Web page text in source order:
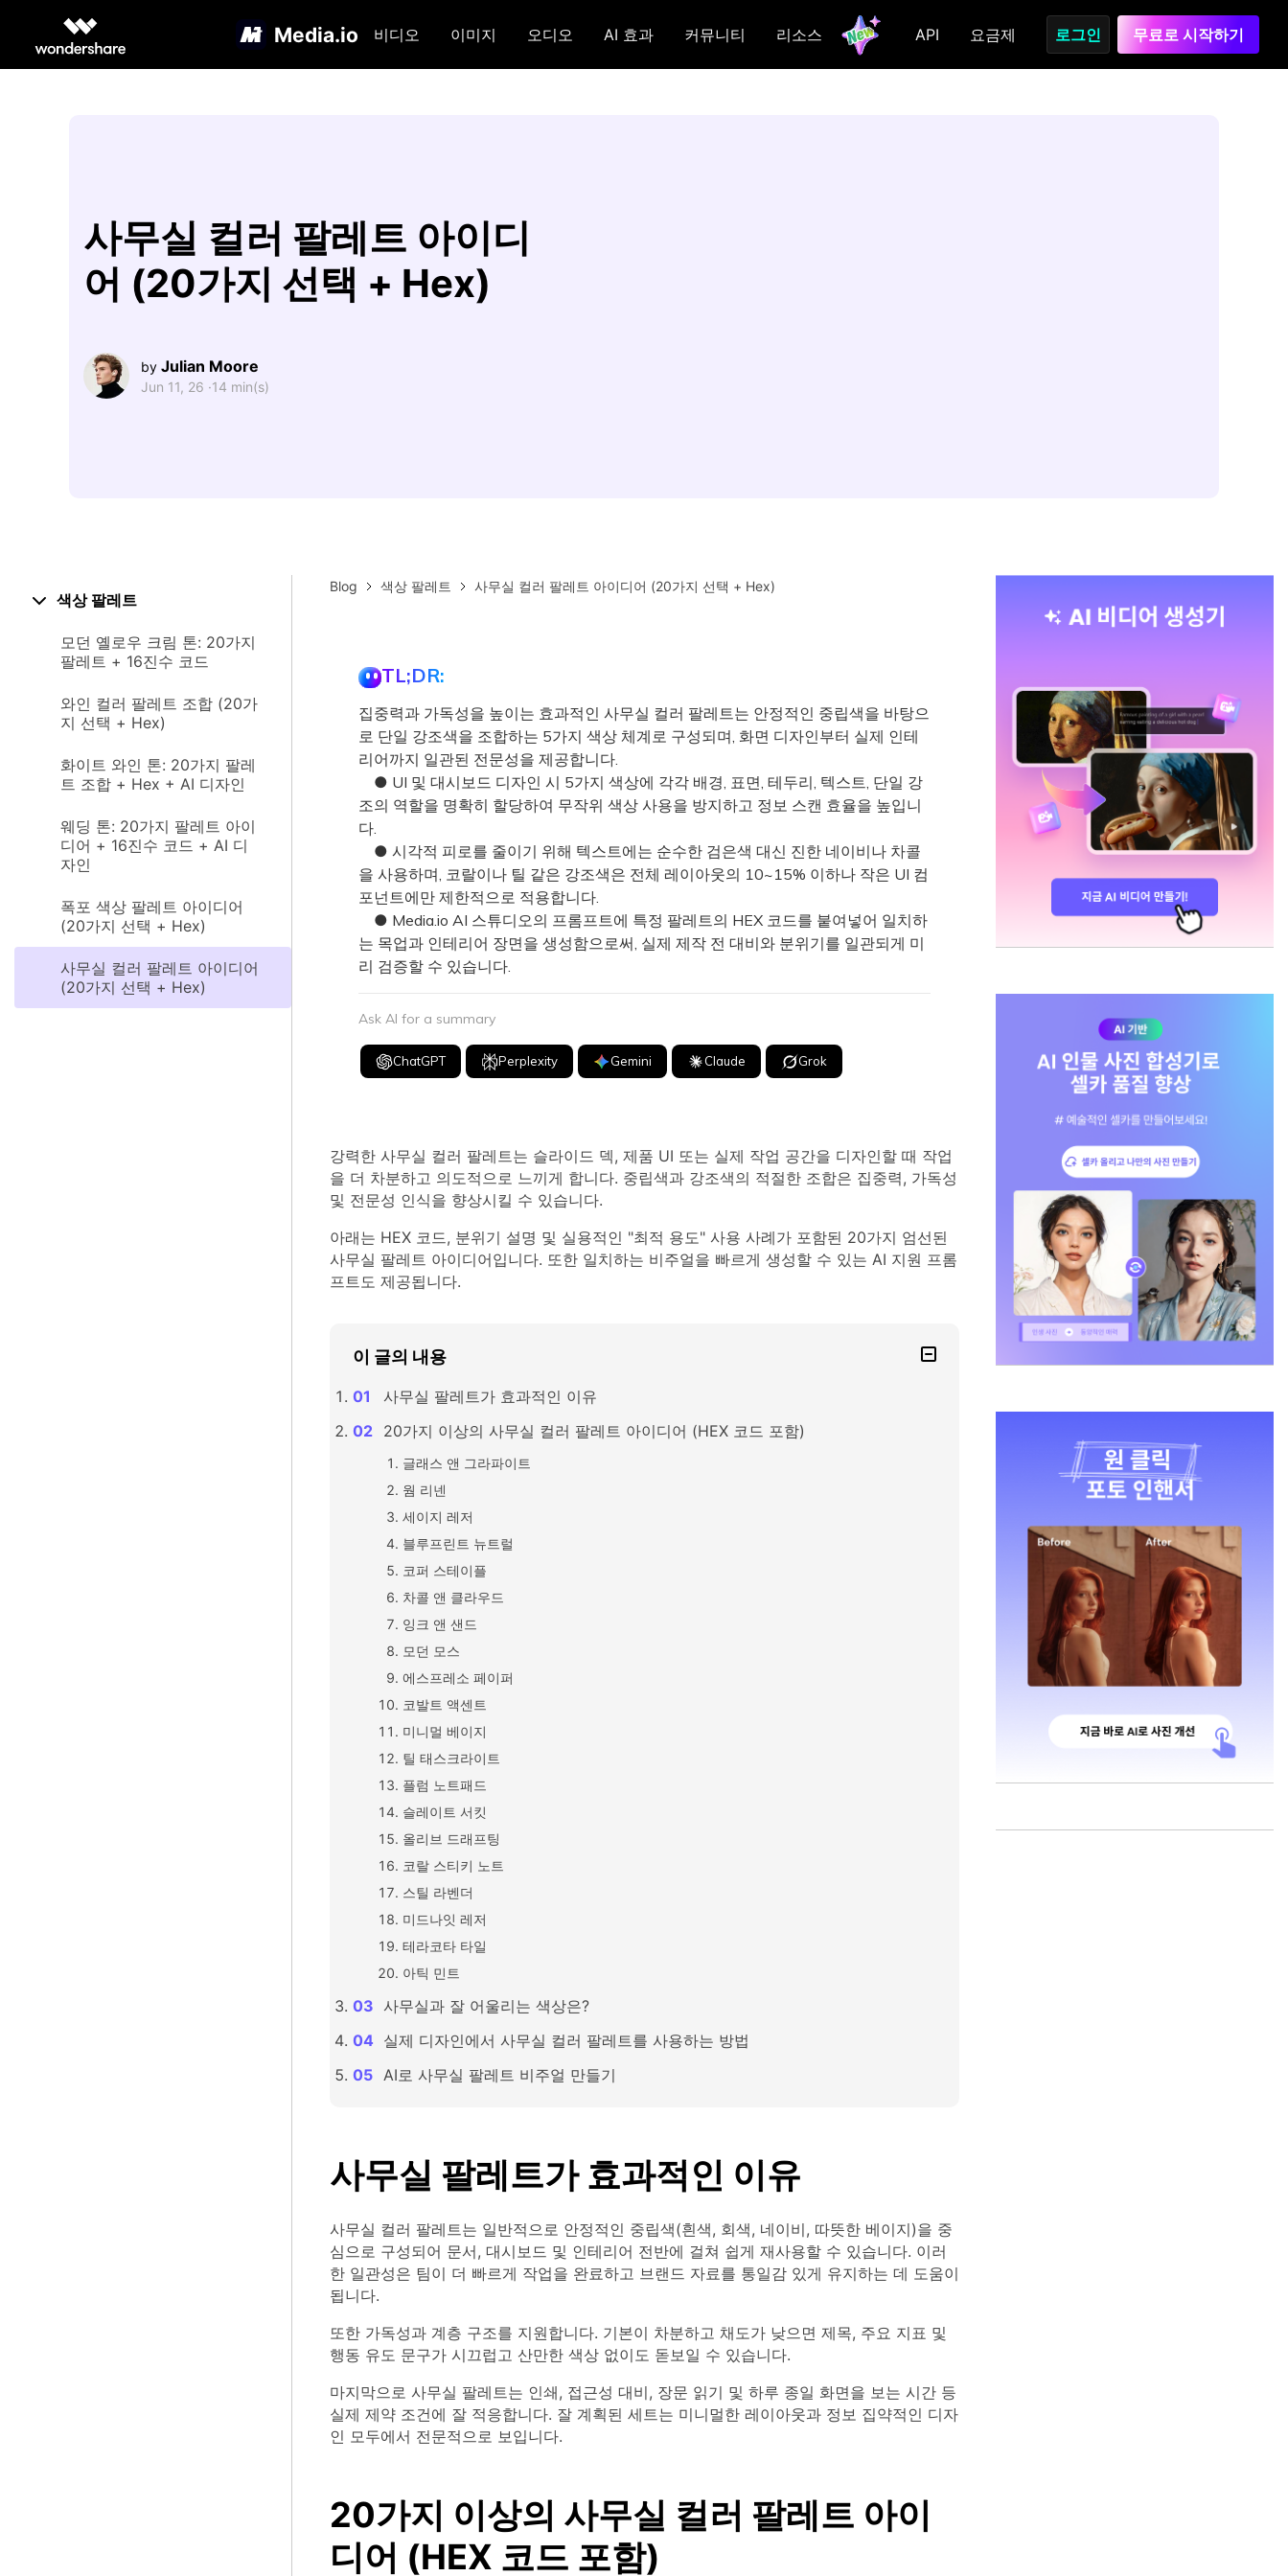
Media.io 비디오 이미지 오디오 AI 효과 커뮤니티 리소스 API 요금제 로그인 무료로 시작하기
사무실 컬러 팔레트 아이디
어 (20가지 선택 + Hex)
by Julian Moore
Jun 11, 26 ·14 min(s)
색상 팔레트
모던 옐로우 크림 톤: 20가지
팔레트 + 16진수 코드
와인 컬러 팔레트 조합 (20가
지 선택 + Hex)
화이트 와인 톤: 20가지 팔레
트 조합 + Hex + AI 디자인
웨딩 톤: 20가지 팔레트 아이
디어 + 16진수 코드 + AI 디
자인
폭포 색상 팔레트 아이디어
(20가지 선택 + Hex)
사무실 컬러 팔레트 아이디어
(20가지 선택 + Hex)
Blog 색상 팔레트 사무실 컬러 팔레트 아이디어 (20가지 선택 + Hex)
TL;DR:
집중력과 가독성을 높이는 효과적인 사무실 컬러 팔레트는 안정적인 중립색을 바탕으
로 단일 강조색을 조합하는 5가지 색상 체계로 구성되며, 화면 디자인부터 실제 인테
리어까지 일관된 전문성을 제공합니다.
● UI 및 대시보드 디자인 시 5가지 색상에 각각 배경, 표면, 테두리, 텍스트, 단일 강
조의 역할을 명확히 할당하여 무작위 색상 사용을 방지하고 정보 스캔 효율을 높입니
다.
● 시각적 피로를 줄이기 위해 텍스트에는 순수한 검은색 대신 진한 네이비나 차콜
을 사용하며, 코랄이나 틸 같은 강조색은 전체 레이아웃의 10~15% 이하나 작은 UI 컴
포넌트에만 제한적으로 적용합니다.
● Media.io AI 스튜디오의 프롬프트에 특정 팔레트의 HEX 코드를 붙여넣어 일치하
는 목업과 인테리어 장면을 생성함으로써, 실제 제작 전 대비와 분위기를 일관되게 미
리 검증할 수 있습니다.
Ask AI for a summary
ChatGPT Perplexity Gemini Claude Grok
강력한 사무실 컬러 팔레트는 슬라이드 덱, 제품 UI 또는 실제 작업 공간을 디자인할 때 작업
을 더 차분하고 의도적으로 느끼게 합니다. 중립색과 강조색의 적절한 조합은 집중력, 가독성
및 전문성 인식을 향상시킬 수 있습니다.
아래는 HEX 코드, 분위기 설명 및 실용적인 "최적 용도" 사용 사례가 포함된 20가지 엄선된
사무실 팔레트 아이디어입니다. 또한 일치하는 비주얼을 빠르게 생성할 수 있는 AI 지원 프롬
프트도 제공됩니다.
이 글의 내용
사무실 팔레트가 효과적인 이유
20가지 이상의 사무실 컬러 팔레트 아이디어 (HEX 코드 포함)
글래스 앤 그라파이트
웜 리넨
세이지 레저
블루프린트 뉴트럴
코퍼 스테이플
차콜 앤 클라우드
잉크 앤 샌드
모던 모스
에스프레소 페이퍼
코발트 액센트
미니멀 베이지
틸 태스크라이트
플럼 노트패드
슬레이트 서킷
올리브 드래프팅
코랄 스티키 노트
스틸 라벤더
미드나잇 레저
테라코타 타일
아틱 민트
사무실과 잘 어울리는 색상은?
실제 디자인에서 사무실 컬러 팔레트를 사용하는 방법
AI로 사무실 팔레트 비주얼 만들기
사무실 팔레트가 효과적인 이유
사무실 컬러 팔레트는 일반적으로 안정적인 중립색(흰색, 회색, 네이비, 따뜻한 베이지)을 중
심으로 구성되어 문서, 대시보드 및 인테리어 전반에 걸쳐 쉽게 재사용할 수 있습니다. 이러
한 일관성은 팀이 더 빠르게 작업을 완료하고 브랜드 자료를 통일감 있게 유지하는 데 도움이
됩니다.
또한 가독성과 계층 구조를 지원합니다. 기본이 차분하고 채도가 낮으면 제목, 주요 지표 및
행동 유도 문구가 시끄럽고 산만한 색상 없이도 돋보일 수 있습니다.
마지막으로 사무실 팔레트는 인쇄, 접근성 대비, 장문 읽기 및 하루 종일 화면을 보는 시간 등
실제 제약 조건에 잘 적응합니다. 잘 계획된 세트는 미니멀한 레이아웃과 정보 집약적인 디자
인 모두에서 전문적으로 보입니다.
20가지 이상의 사무실 컬러 팔레트 아이
디어 (HEX 코드 포함)